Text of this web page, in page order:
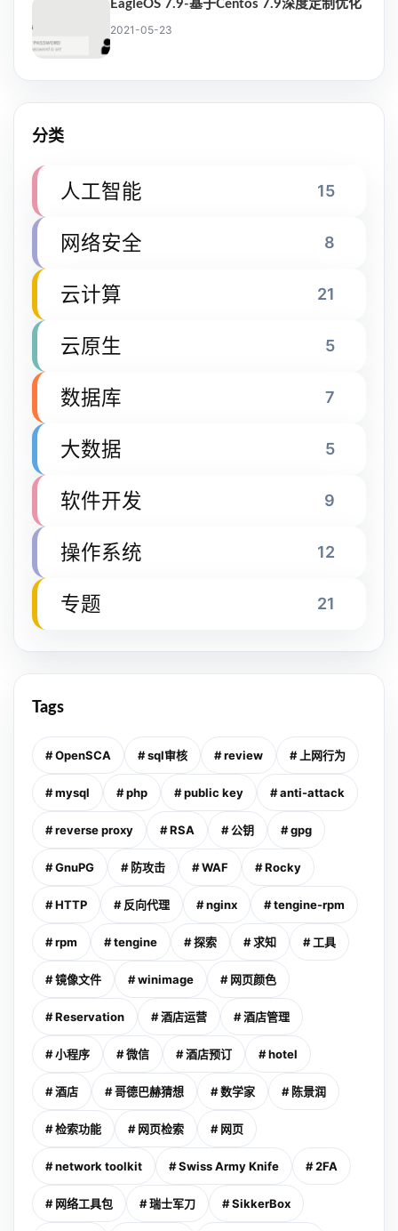
EagleOS 7.9-基于Centos 7.9深度定制优化
2021-05-23
分类
人工智能 15
网络安全 8
云计算 21
云原生 5
数据库 7
大数据 5
软件开发 9
操作系统 12
专题 21
Tags
# OpenSCA # sql审核 # review # 上网行为
# mysql # php # public key # anti-attack
# reverse proxy # RSA # 公钥 # gpg
# GnuPG # 防攻击 # WAF # Rocky
# HTTP # 反向代理 # nginx # tengine-rpm
# rpm # tengine # 探索 # 求知 # 工具
# 镜像文件 # winimage # 网页颜色
# Reservation # 酒店运营 # 酒店管理
# 小程序 # 微信 # 酒店预订 # hotel
# 酒店 # 哥德巴赫猜想 # 数学家 # 陈景润
# 检索功能 # 网页检索 # 网页
# network toolkit # Swiss Army Knife # 2FA
# 网络工具包 # 瑞士军刀 # SikkerBox